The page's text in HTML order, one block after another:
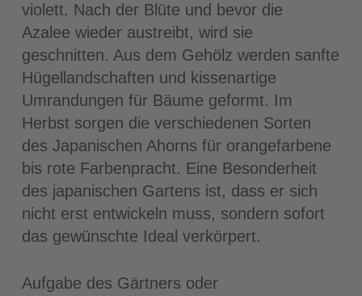
violett. Nach der Blüte und bevor die
Azalee wieder austreibt, wird sie
geschnitten. Aus dem Gehölz werden sanfte
Hügellandschaften und kissenartige
Umrandungen für Bäume geformt. Im
Herbst sorgen die verschiedenen Sorten
des Japanischen Ahorns für orangefarbene
bis rote Farbenpracht. Eine Besonderheit
des japanischen Gartens ist, dass er sich
nicht erst entwickeln muss, sondern sofort
das gewünschte Ideal verkörpert.
Aufgabe des Gärtners oder